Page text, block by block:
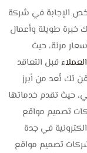
الإجابة في شركة
خبرة طويلة وأعمال
مرنة، حيث
قبل التعاقد
تك تُعد من أبرز
حيث تقدم خدماتها
تصميم مواقع
في جدة
تصميم مواقع